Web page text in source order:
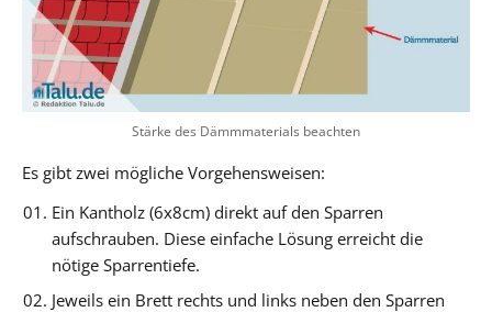
Stärke des Dämmmaterials beachten
Es gibt zwei mögliche Vorgehensweisen:
Ein Kantholz (6x8cm) direkt auf den Sparren
aufschrauben. Diese einfache Lösung erreicht die
nötige Sparrentiefe.
Jeweils ein Brett rechts und links neben den Sparren